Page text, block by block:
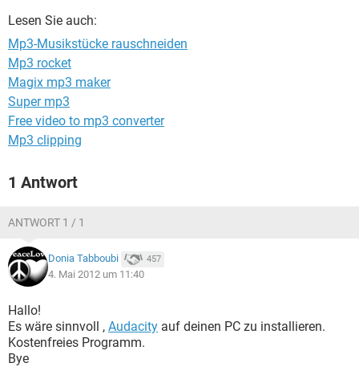
Lesen Sie auch:
Mp3-Musikstücke rauschneiden
Mp3 rocket
Magix mp3 maker
Super mp3
Free video to mp3 converter
Mp3 clipping
1 Antwort
ANTWORT 1 / 1
Donia Tabboubi 457
4. Mai 2012 um 11:40
Hallo!
Es wäre sinnvoll , Audacity auf deinen PC zu installieren.
Kostenfreies Programm.
Bye